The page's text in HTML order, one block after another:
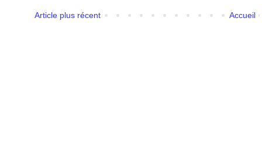
Article plus récent Accueil